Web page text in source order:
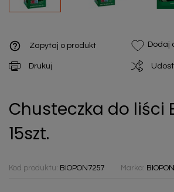
help_outline Zapytaj o produkt Dodaj
Drukuj
Chusteczka do liści
15szt.
Kod produktu: BIOPON7257 Marka: BIOPON